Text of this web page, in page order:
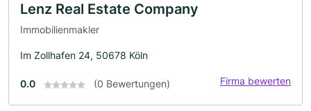
Lenz Real Estate Company
Immobilienmakler
Im Zollhafen 24, 50678 Köln
0.0 (0 Bewertungen) Firma bewerten